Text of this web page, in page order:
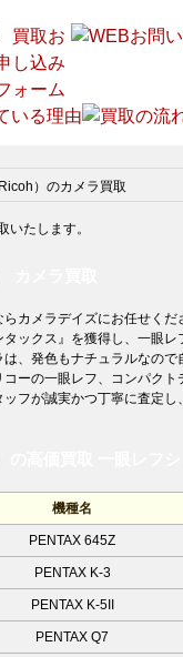
）のカメラ買取
カメラデイズにお任せくだ
ックス』を獲得し、一眼
、発色もナチュラルなので
ーの一眼レフ、コンパク
フが誠実かつ丁寧に査定し
機種名
PENTAX 645Z
PENTAX K-3
PENTAX K-5II
PENTAX Q7